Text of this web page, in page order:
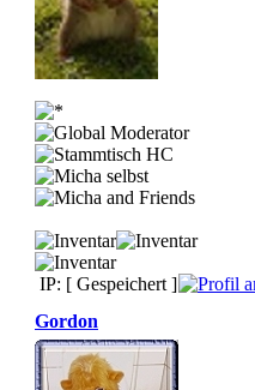
IP: [ Gespeichert ]
Gordon